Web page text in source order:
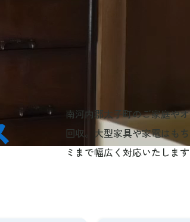
南河内郡太子町のご家庭や
回収。大型家具や家電はも
ミまで幅広く対応いたしま